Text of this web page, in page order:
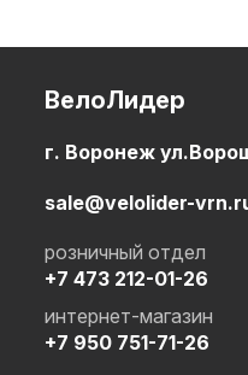
ВелоЛидер
г. Воронеж
sale@velolider-
+7 473 212-01-26
розничный отдел
+7 950 751-71-26
интернет-магазин